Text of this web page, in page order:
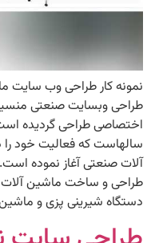
نمونه کار طراحی وب سایت
طراحی وبسایت صنعتی
اختصاصی طراحی گردیده
سالهاست که فعالیت خود را
آلات صنعتی آغاز نموده
طراحی و ساخت ماشین آلات
دستگاه شیرینی پزی و